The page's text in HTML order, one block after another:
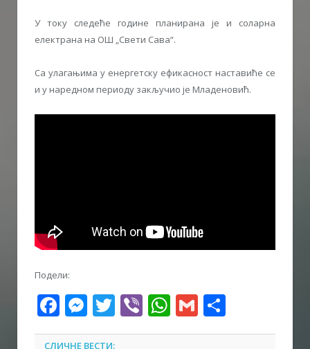
У току следеће године планирана је и соларна
електрана на ОШ „Свети Сава“.
Са улагањима у енергетску ефикасност наставиће се
и у наредном периоду закључио је Младеновић.
Подели:
Facebook
Messenger
Twitter
ViberWhatsApp
Gmail
СЛИЧНЕ ВЕСТИ: